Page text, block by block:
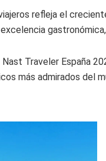
refleja el
Nast Traveler España
más admirados del